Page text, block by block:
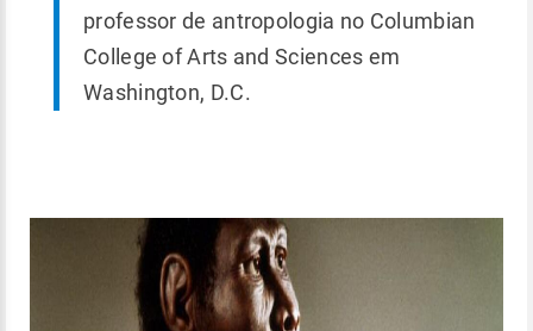
professor de antropologia no Columbian
College of Arts and Sciences em
Washington, D.C.